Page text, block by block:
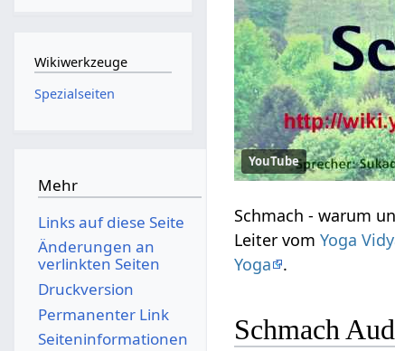
YouTube
Leiter vomYoga
Yoga
.
Wikiwerkzeuge
Spezialseiten
Mehr
Links auf diese Seite
Änderungen an
verlinkten Seiten
Druckversion
Permanenter Link
Seiten­­informationen